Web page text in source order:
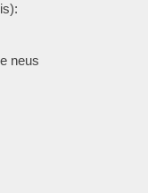
neus